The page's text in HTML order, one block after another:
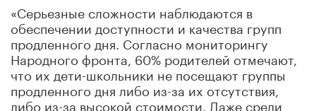
«Серьезные сложности наблюдаются в
обеспечении доступности и качества групп
продленного дня. Согласно мониторингу
Народного фронта, 60% родителей отмечают,
что их дети-школьники не посещают группы
продленного дня либо из-за их отсутствия,
либо из-за высокой стоимости. Даже среди